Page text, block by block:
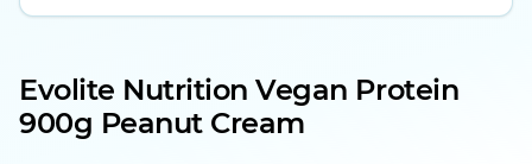
Evolite Nutrition Vegan Protein
900g Peanut Cream